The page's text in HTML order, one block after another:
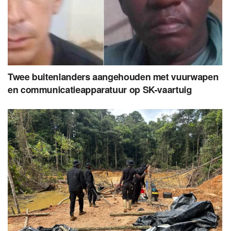
Twee buitenlanders aangehouden met vuurwapen
en communicatieapparatuur op SK-vaartuig